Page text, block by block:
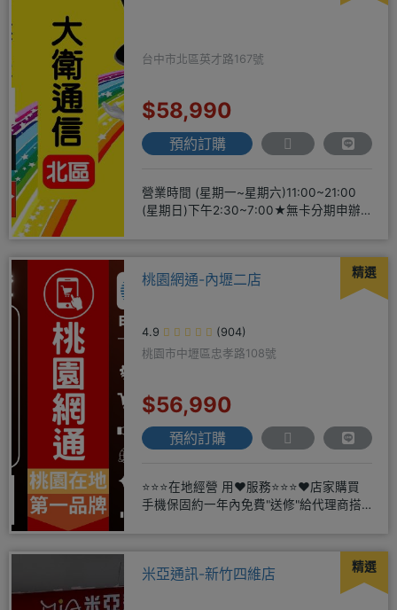
台中市北區英才路167號
$58,990
預約訂購
營業時間 (星期一~星期六)11:00~21:00
(星期日)下午2:30~7:00★無卡分期申辦
精選
桃園網通-內壢二店
4.9
(904)
桃園市中壢區忠孝路108號
$56,990
預約訂購
⭐⭐⭐在地經營 用❤️服務⭐⭐⭐❤️店家購買
手機保固約一年內免費"送修"給代理商搭
精選
米亞通訊-新竹四維店